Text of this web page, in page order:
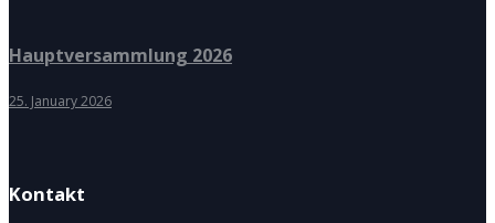
Hauptversammlung 2026
25. January 2026
Kontakt